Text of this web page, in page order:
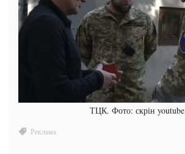
ТЦК. Фото: скрін youtube